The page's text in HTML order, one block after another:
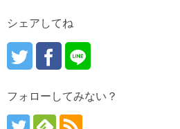
シェアしてね
フォローしてみない？